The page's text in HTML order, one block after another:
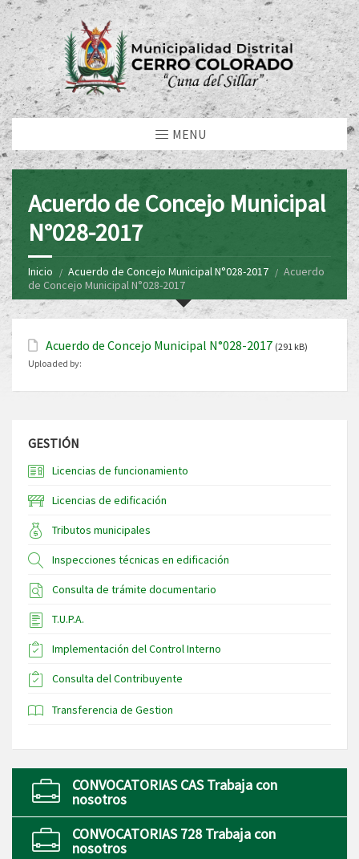
MENU
Acuerdo de Concejo Municipal
N°028-2017
Inicio Acuerdo de Concejo Municipal N°028-2017
Acuerdo
de Concejo Municipal N°028-2017
Acuerdo de Concejo Municipal N°028-2017 (291 kB)
Uploaded by:
GESTIÓN
Licencias de funcionamiento
Licencias de edificación
Tributos municipales
Inspecciones técnicas en edificación
Consulta de trámite documentario
T.U.P.A.
Implementación del Control Interno
Consulta del Contribuyente
Transferencia de Gestion
CONVOCATORIAS CAS Trabaja con
nosotros
CONVOCATORIAS 728 Trabaja con
nosotros